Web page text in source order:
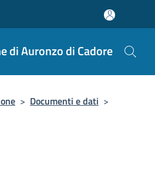
di Auronzo di Cadore
> Documenti e dati >